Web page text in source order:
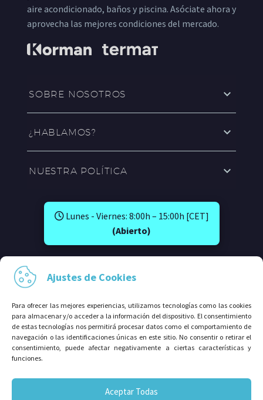
Ajustes de Cookies
Para ofrecer las mejores experiencias, utilizamos tecnologías como las cookies
para almacenar y/o acceder a la información del dispositivo. El consentimiento
de estas tecnologías nos permitirá procesar datos como el comportamiento de
navegación o las identificaciones únicas en este sitio. No consentir o retirar el
consentimiento, puede afectar negativamente a ciertas características y
funciones.
Aceptar Todas
aire acondicionado, baños y piscina. Asóciate ahora y
aprovecha las mejores condiciones del mercado.
SOBRE NOSOTROS
¿HABLAMOS?
NUESTRA POLÍTICA
Lunes - Viernes: 8:00h – 15:00h [CET]
(Abierto)
© 2026⠀Grupo Avalco®. Todos los derechos